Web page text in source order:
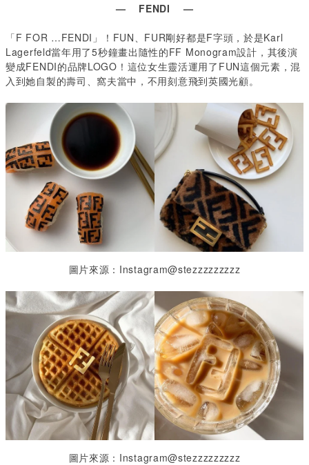
— FENDI —
「F FOR …FENDI 」！ FUN
FUR剛好都是F字頭，於是Karl
Lagerfeld當年用了5秒鐘畫出隨性的FF Monogram設計，其後演
變成FENDI的品牌LOGO ！這位女生靈活運用了 FUN這個元素，混
入到她自製的壽司、窩夫當中，不用刻意飛到英國光顧。
圖片來源：Instagram@stezzzzzzzzz
圖片來源：Instagram@stezzzzzzzzz